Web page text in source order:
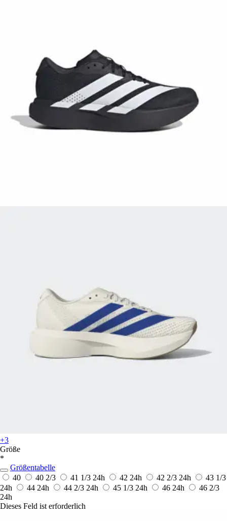
+3
Größe
*
Größentabelle
40
40 2/3 41 1/3 24h 42 24h 42 2/3 24h
43 1/3
24h
44 24h 44 2/3 24h 45 1/3 24h 46 24h
46 2/3
24h
Dieses Feld ist erforderlich